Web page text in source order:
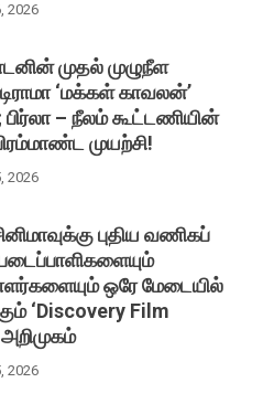
2026
முதல் முழுநீள
‘மக்கள் காவலன்’
பிர்லா – நீலம் கூட்டணியின்
முயற்சி!
2026
புதிய வணிகப்
படைப்பாளிகளையும்
ஒரே மேடையில்
‘Discovery Film
2026